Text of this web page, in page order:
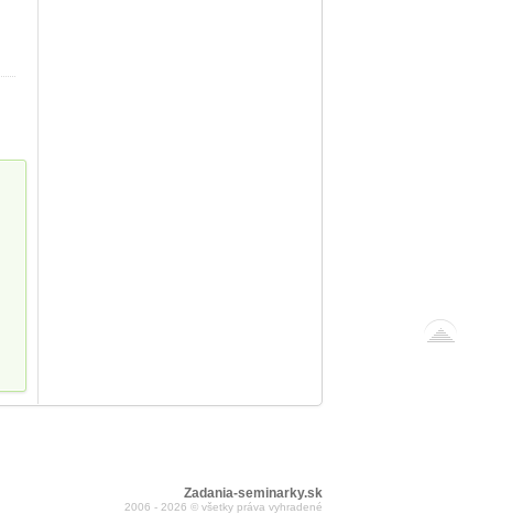
Zadania-seminarky.sk
2006 - 2026 © všetky práva vyhradené